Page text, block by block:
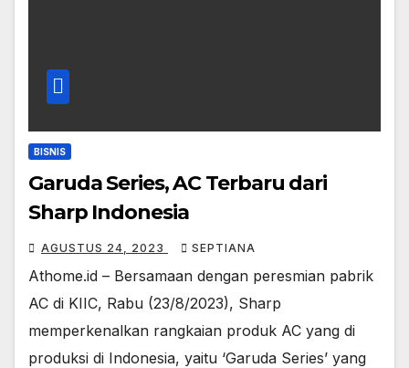
BISNIS
Garuda Series, AC Terbaru dari
Sharp Indonesia
AGUSTUS 24, 2023 SEPTIANA
Athome.id – Bersamaan dengan peresmian pabrik
AC di KIIC, Rabu (23/8/2023), Sharp
memperkenalkan rangkaian produk AC yang di
produksi di Indonesia, yaitu ‘Garuda Series’ yang